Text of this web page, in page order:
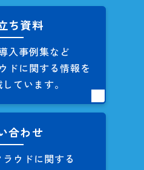
ち資料
入事例集など
ドに関する情報を
ています。
合わせ
ウドに関する